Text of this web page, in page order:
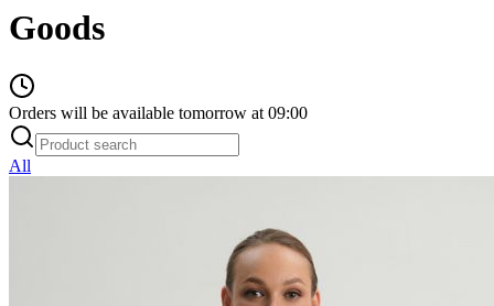
Goods
Orders will be available tomorrow at 09:00
All